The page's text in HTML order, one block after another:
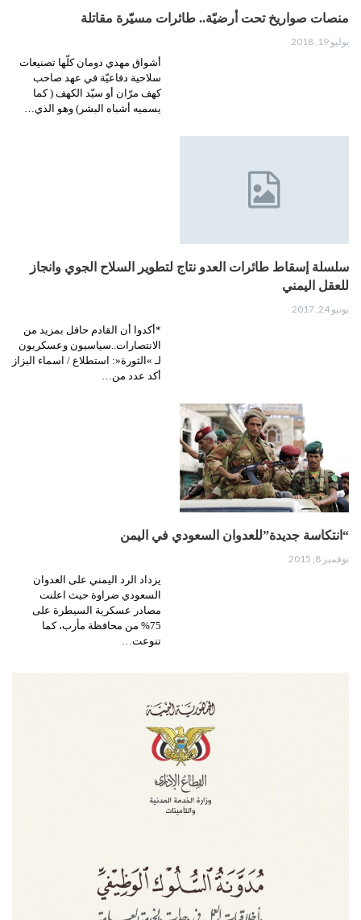
منصات صواريخ تحت أرضيّة.. طائرات مسيّرة مقاتلة
يوليو 19, 2018
أشواق مهدي دومان كلّها تصنيعات
سلاحية دفاعيّة في عهد صاحب
كهف مرّان أو سيّد الكهف ( كما
يسميه أشباه البشر) وهو الذي…
سلسلة إسقاط طائرات العدو نتاج لتطوير السلاح الجوي وانجاز
للعقل اليمني
يونيو 24, 2017
*أكدوا أن القادم حافل بمزيد من
الانتصارات..سياسيون وعسكريون
لـ »الثورة«: استطلاع / اسماء البزاز
أكد عدد من…
“انتكاسة جديدة”للعدوان السعودي في اليمن
نوفمبر 8, 2015
يزداد الرد اليمني على العدوان
السعودي ضراوة حيث اعلنت
مصادر عسكرية السيطرة على
75% من محافظة مأرب، كما
تنوعت…